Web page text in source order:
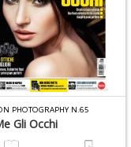
PHOTOGRAPHY N.65
Gli Occhi